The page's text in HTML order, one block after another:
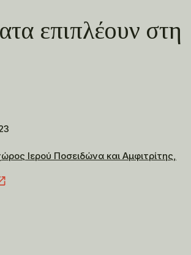
επιπλέουν στη
Ιερού Ποσειδώνα και Αμφιτρίτης,